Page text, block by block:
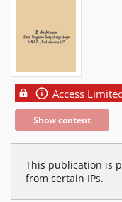
Access
Show content
This publication is
from certain IPs.